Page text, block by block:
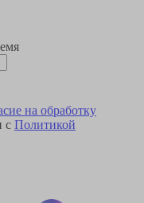
на обработку
с Политикой